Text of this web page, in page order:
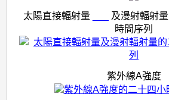
太
陽
太陽直接輻射量 及漫射輻射量
時間序列
紫外線A強度